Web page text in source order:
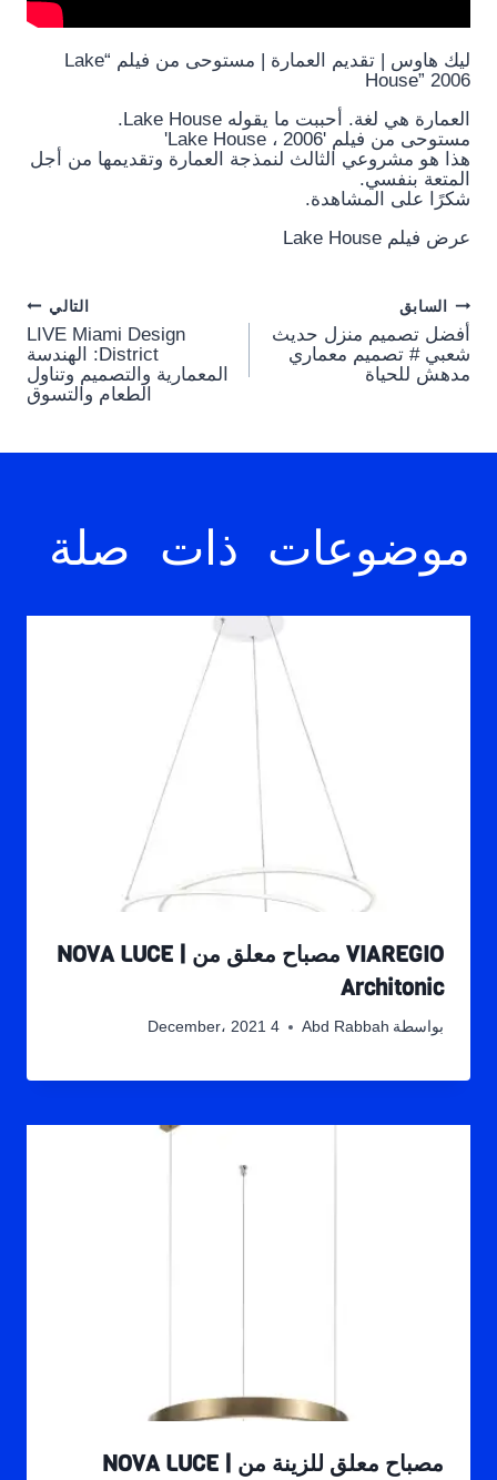
ليك هاوس | تقديم العمارة | مستوحى من فيلم “Lake
House” 2006
العمارة هي لغة. أحببت ما يقوله Lake House.
مستوحى من فيلم 'Lake House ، 2006'
هذا هو مشروعي الثالث لنمذجة العمارة وتقديمها من أجل
المتعة بنفسي.
شكرًا على المشاهدة.
عرض فيلم Lake House
Post
navigation
السابق
أفضل تصميم منزل حديث
شعبي # تصميم معماري
مدهش للحياة
التالي
LIVE Miami Design
District: الهندسة
المعمارية والتصميم وتناول
الطعام والتسوق
موضوعات ذات صلة
VIAREGIO مصباح معلق من NOVA LUCE |
Architonic
بواسطة Abd Rabbah 4 December، 2021
مصباح معلق للزينة من NOVA LUCE |